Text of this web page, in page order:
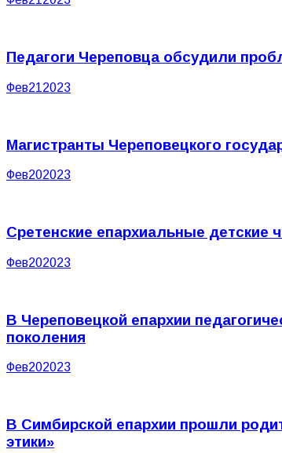
Педагоги Череповца обсудили
Фев212023
Магистранты Череповецкого
Фев202023
Сретенские епархиальные детские
Фев202023
В Череповецкой епархии
поколения
Фев202023
В Симбирской епархии прошли
этики»